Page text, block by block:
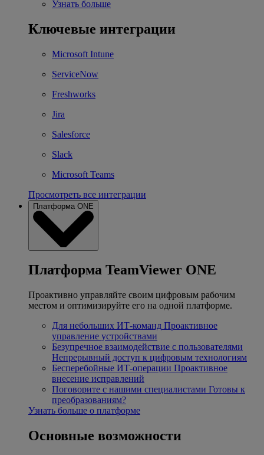
Узнать больше
Ключевые интеграции
Microsoft Intune
ServiceNow
Freshworks
Jira
Salesforce
Slack
Microsoft Teams
Просмотреть все интеграции
Платформа ONE
Платформа TeamViewer ONE
Проактивно управляйте своим цифровым рабочим
местом и оптимизируйте его на одной платформе.
Для небольших ИТ-команд Проактивное
управление устройствами
Безупречное взаимодействие с пользователями
Непрерывный доступ к цифровым технологиям
Бесперебойные ИТ-операции Проактивное
внесение исправлений
Поговорите с нашими специалистами Готовы к
преобразованиям?
Узнать больше о платформе
Основные возможности